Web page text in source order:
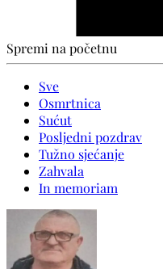
Spremi na početnu
Sve
Osmrtnica
Sućut
Posljedni pozdrav
Tužno sjećanje
Zahvala
In memoriam